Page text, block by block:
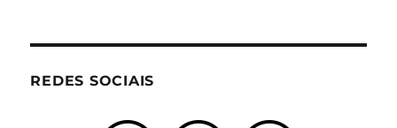
REDES SOCIAIS